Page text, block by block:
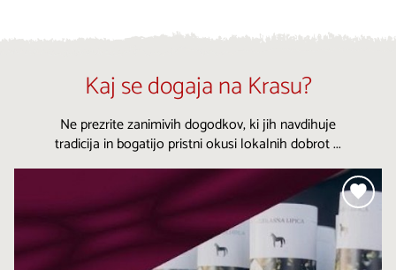
Kaj se dogaja na Krasu?
Ne prezrite zanimivih dogodkov, ki jih navdihuje
tradicija in bogatijo pristni okusi lokalnih dobrot ...